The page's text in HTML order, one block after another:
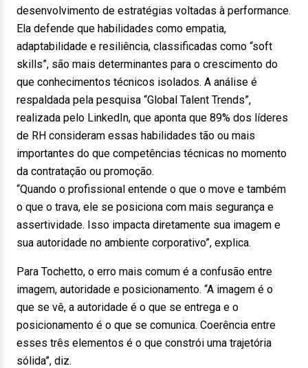
desenvolvimento de estratégias voltadas à performance.
Ela defende que habilidades como empatia,
adaptabilidade e resiliência, classificadas como “soft
skills”, são mais determinantes para o crescimento do
que conhecimentos técnicos isolados. A análise é
respaldada pela pesquisa “Global Talent Trends”,
realizada pelo LinkedIn, que aponta que 89% dos líderes
de RH consideram essas habilidades tão ou mais
importantes do que competências técnicas no momento
da contratação ou promoção.
“Quando o profissional entende o que o move e também
o que o trava, ele se posiciona com mais segurança e
assertividade. Isso impacta diretamente sua imagem e
sua autoridade no ambiente corporativo”, explica.
Para Tochetto, o erro mais comum é a confusão entre
imagem, autoridade e posicionamento. “A imagem é o
que se vê, a autoridade é o que se entrega e o
posicionamento é o que se comunica. Coerência entre
esses três elementos é o que constrói uma trajetória
sólida”, diz.